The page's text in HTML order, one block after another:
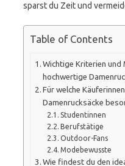
sparst du Zeit und
Table of Contents
Wichtige Kriterien
hochwertige
Für welche
Damenrucksäcke
Studentinnen
Berufstätige
Outdoor-Fans
Modebewusste
Wie findest du den